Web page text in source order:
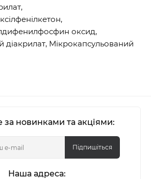
оксид,
діакрилат, Мікрокапсульований
за новинками та акціями:
Підпишіться
Наша адреса: